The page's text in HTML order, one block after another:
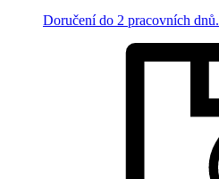
Doručení do 2 pracovních dnů.